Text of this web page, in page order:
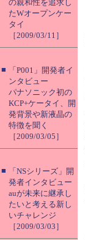
の親和性を追求し
たWオープンケー
タイ
［2009/03/11］
■
「P001」開発者イ
ンタビュー
パナソニック初の
KCP+ケータイ、開
発背景や新液晶の
特徴を聞く
［2009/03/05］
■
「NSシリーズ」開
発者インタビュー
auが未来に継承し
たいと考える新し
いチャレンジ
［2009/03/03］